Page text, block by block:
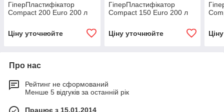
ГіперПластифікатор
Compact 200 Euro 200 л
Ціну уточнюйте
ГіперПластифікатор
Compact 150 Euro 200 л
Ціну уточнюйте
Про нас
Рейтинг не сформований
Менше 5 відгуків за останній рік
Працює з 15.01.2014